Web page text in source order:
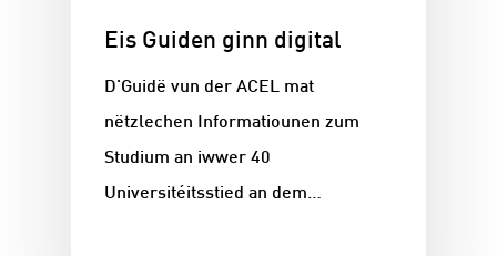
Eis Guiden ginn digital
D'Guidë vun der ACEL mat
nëtzlechen Informatiounen zum
Studium an iwwer 40
Universitéitsstied an dem…